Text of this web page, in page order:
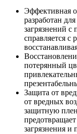
Эффективная
разработан
загрязнений
справляется с
потерянный
Защита от
от вредных
защитную
загрязнения